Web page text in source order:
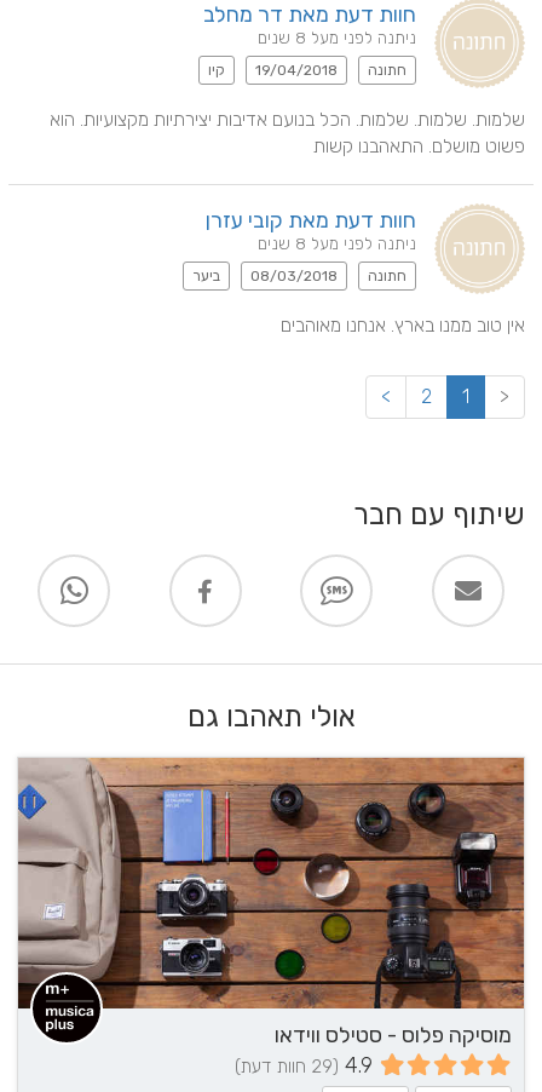
חוות דעת מאת דר מחלב
ניתנה לפני מעל 8 שנים
חתונה 19/04/2018 קיו
פשוט מושלם. התאהבנו קשות
חוות דעת מאת קובי עזרן
ניתנה לפני מעל 8 שנים
חתונה 08/03/2018 ביער
אין טוב ממנו בארץ. אנחנו מאוהבים
<
1
2
>
שיתוף עם חבר
אולי תאהבו גם
מוסיקה פלוס - סטילס ווידאו
4.9 (29 חוות דעת)